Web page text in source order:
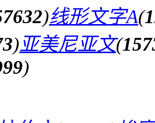
)线形文字A(
)亚美尼亚文(
)